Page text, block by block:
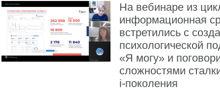
На вебинаре из
информационная
встретились с
психологической
«Я могу» и
сложностями
i-поколения